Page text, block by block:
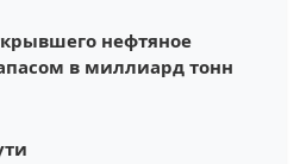
нефтяное
в миллиард тонн